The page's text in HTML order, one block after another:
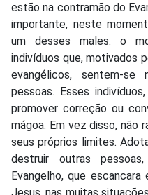
estão na contramão do
importante, neste
um desses males: o
indivíduos que, motivados
evangélicos, sentem-
pessoas. Esses
promover correção ou
mágoa. Em vez disso, não
seus próprios limites.
destruir outras
Evangelho, que